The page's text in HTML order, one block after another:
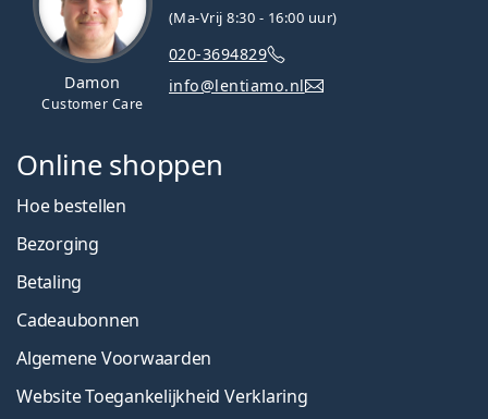
Damon
Customer Care
(Ma-Vrij 8:30 - 16:00 uur)
020-3694829
info@lentiamo.nl
Online shoppen
Hoe bestellen
Bezorging
Betaling
Cadeaubonnen
Algemene Voorwaarden
Website Toegankelijkheid Verklaring